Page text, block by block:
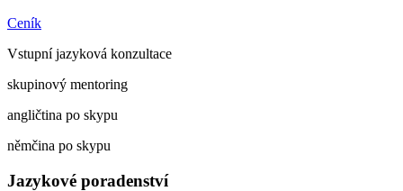
Ceník
Vstupní jazyková konzultace
skupinový mentoring
angličtina po skypu
němčina po skypu
Jazykové poradenství